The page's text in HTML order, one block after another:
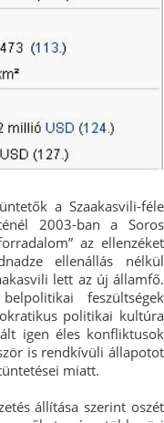
a Szaakasvili-féle
2003-ban a Soros
az ellenzéket
ellenállás nélkül
lett az új államfő.
feszültségek
politikai kultúra
igen éles konfliktusok
is rendkívüli állapotot
miatt.
állítása szerint oszét